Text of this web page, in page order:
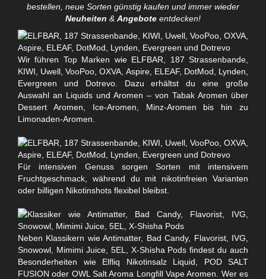
bestellen, neue Sorten günstig kaufen und immer wieder
Neuheiten & Angebote entdecken!
Wir führen Top Marken wie ELFBAR, 187 Strassenbande,
KIWI, Uwell, VooPoo, OXVA, Aspire, ELEAF, DotMod, Lynden,
Evergreen und Dotrevo. Dazu erhältst du eine große
Auswahl an Liquids und Aromen – von Tabak Aromen über
Dessert Aromen, Ice-Aromen, Minz-Aromen bis hin zu
Limonaden-Aromen.
Für intensiven Genuss sorgen Sorten mit intensivem
Fruchtgeschmack, während du mit nikotinfreien Varianten
oder billigen Nikotinshots flexibel bleibst.
Neben Klassikern wie Antimatter, Bad Candy, Flavorist, IVG,
Snowowl, Mimimi Juice, 5EL, X-Shisha Pods findest du auch
Besonderheiten wie Elfliq Nikotinsalz Liquid, POD SALT
FUSION oder OWL Salt Aroma Longfill Vape Aromen. Wer es